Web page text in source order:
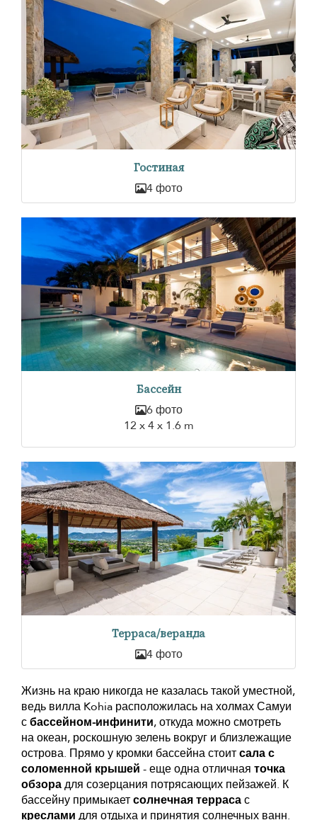
Гостиная
4 фото
Бассейн
6 фото
12 x 4 x 1.6 m
Терраса/веранда
4 фото
Жизнь на краю никогда не казалась такой уместной,
ведь вилла Kohia расположилась на холмах Самуи
сбассейном-инфинити, откуда можно смотреть
на океан, роскошную зелень вокруг и близлежащие
острова. Прямо у кромки бассейна стоитсала с
соломенной крышей - еще одна отличная точка
обзорадля созерцания потрясающих пейзажей. К
бассейну примыкаетсолнечная террасас
креслами для отдыха и принятия солнечных ванн.